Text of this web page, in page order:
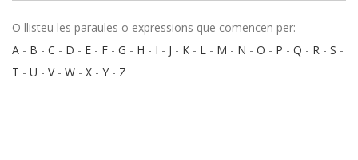
O llisteu les paraules o expressions que comencen per:
A - B - C - D - E - F - G - H - I - J - K - L - M - N - O - P - Q - R - S -
T - U - V- W - X - Y - Z